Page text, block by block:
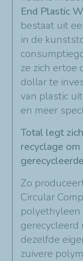
End Plastic
bestaat uit
in de
ze zich ertoe
dollar te
van plastic
en meer
Total legt
recyclage
Zo
Circular
gerecycleerd
dezelfde
zuivere